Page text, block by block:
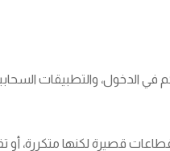
الدخول، والتطبيقات
قصيرة لكنها متكررة، أو